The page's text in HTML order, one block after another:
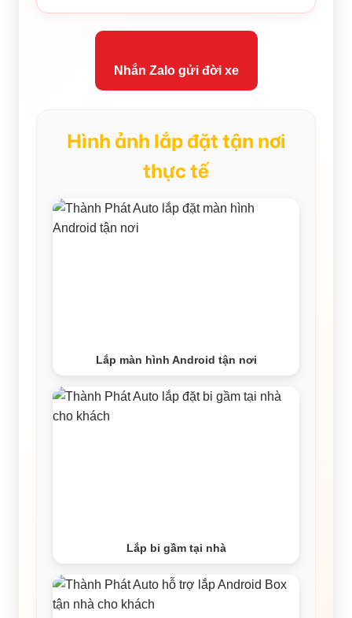
Nhắn Zalo gửi đời xe
Hình ảnh lắp đặt tận nơi
thực tế
Lắp màn hình Android tận nơi
Lắp bi gầm tại nhà